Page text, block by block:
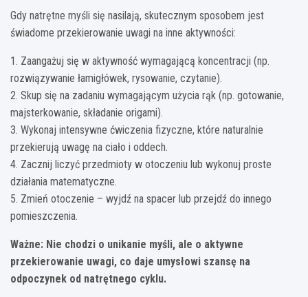
Gdy natrętne myśli się nasilają, skutecznym sposobem jest
świadome przekierowanie uwagi na inne aktywności:
1. Zaangażuj się w aktywność wymagającą koncentracji (np.
rozwiązywanie łamigłówek, rysowanie, czytanie).
2. Skup się na zadaniu wymagającym użycia rąk (np. gotowanie,
majsterkowanie, składanie origami).
3. Wykonaj intensywne ćwiczenia fizyczne, które naturalnie
przekierują uwagę na ciało i oddech.
4. Zacznij liczyć przedmioty w otoczeniu lub wykonuj proste
działania matematyczne.
5. Zmień otoczenie – wyjdź na spacer lub przejdź do innego
pomieszczenia.
Ważne: Nie chodzi o unikanie myśli, ale o aktywne
przekierowanie uwagi, co daje umysłowi szansę na
odpoczynek od natrętnego cyklu.